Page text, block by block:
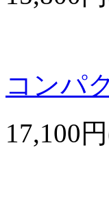
コンパ
17,100